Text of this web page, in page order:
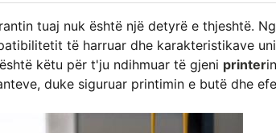
tuaj nuk është një detyrë e thjeshtë.
të harruar dhe karakteristikave
këtu për t'ju ndihmuar të gjeni printerin
duke siguruar printimin e butë dhe